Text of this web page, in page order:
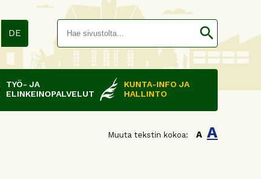
DE search
TYÖ- JA
ELINKEINOPALVELUT
KUNTA-INFO JA
HALLINTO
Muuta tekstin kokoa: A A